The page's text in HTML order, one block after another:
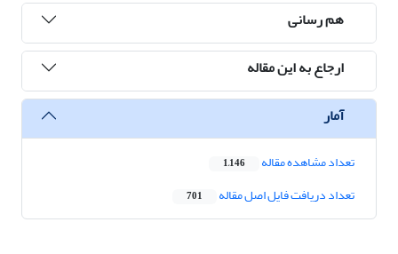
هم رسانی
ارجاع به این مقاله
آمار
تعداد مشاهده مقاله 1,146
تعداد دریافت فایل اصل مقاله 701